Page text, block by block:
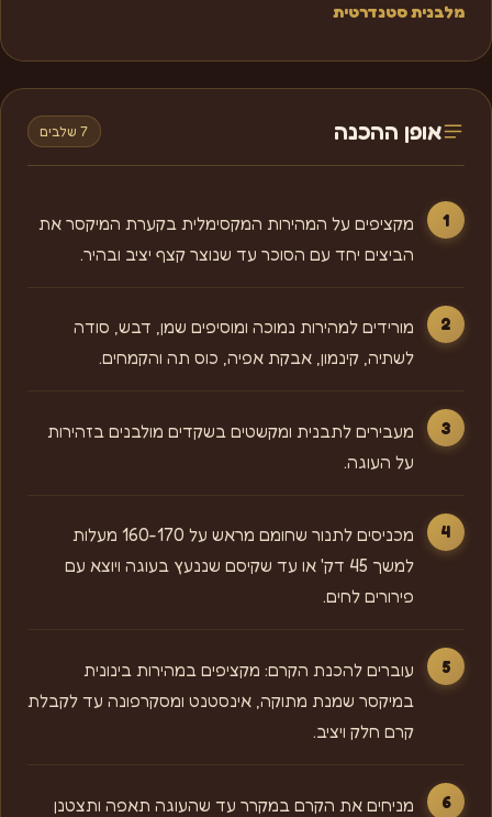
מלבנית סטנדרטית
אופן ההכנה 7 שלבים
מקציפים על המהירות המקסימלית בקערת המיקסר את
הביצים יחד עם הסוכר עד שנוצר קצף יציב ובהיר.
מורידים למהירות נמוכה ומוסיפים שמן, דבש, סודה
לשתיה, קינמון, אבקת אפיה, כוס תה והקמחים.
מעבירים לתבנית ומקשטים בשקדים מולבנים בזהירות
על העוגה.
מכניסים לתנור שחומם מראש על 160-170 מעלות
למשך 45 דק' או עד שקיסם שננעץ בעוגה ויוצא עם
פירורים לחים.
עוברים להכנת הקרם: מקציפים במהירות בינונית
במיקסר שמנת מתוקה, אינסטנט ומסקרפונה עד לקבלת
קרם חלק ויציב.
מניחים את הקרם במקרר עד שהעוגה תאפה ותצטנן